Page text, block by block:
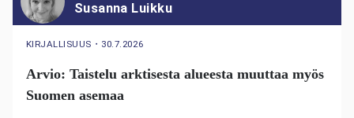
Susanna Luikku
KIRJALLISUUS ・ 30.7.2026
Arvio: Taistelu arktisesta alueesta muuttaa myös
Suomen asemaa